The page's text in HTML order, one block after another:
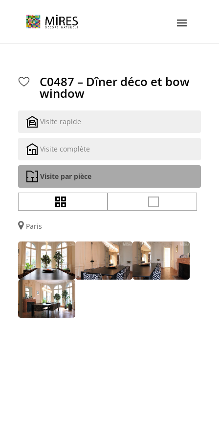
C0487 – Dîner déco et bow
window
Visite rapide
Visite complète
Visite par pièce
Paris